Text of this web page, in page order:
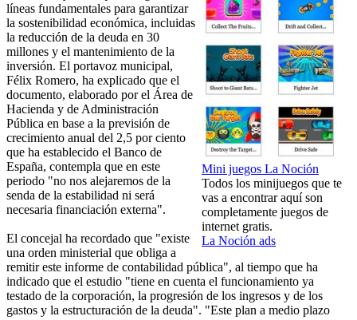
Mini juegos La Noción
Todos los minijuegos que te
vas a encontrar aquí son
completamente juegos de
internet gratis.
La Noción ads
líneas fundamentales para garantizar
la sostenibilidad económica, incluidas
la reducción de la deuda en 30
millones y el mantenimiento de la
inversión. El portavoz municipal,
Félix Romero, ha explicado que el
documento, elaborado por el Área de
Hacienda y de Administración
Pública en base a la previsión de
crecimiento anual del 2,5 por ciento
que ha establecido el Banco de
España, contempla que en este
periodo "no nos alejaremos de la
senda de la estabilidad ni será
necesaria financiación externa".
El concejal ha recordado que "existe
una orden ministerial que obliga a
remitir este informe de contabilidad pública", al tiempo que ha
indicado que el estudio "tiene en cuenta el funcionamiento ya
testado de la corporación, la progresión de los ingresos y de los
gastos y la estructuración de la deuda". "Este plan a medio plazo